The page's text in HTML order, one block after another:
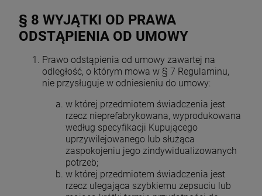
§ 8 WYJĄTKI OD PRAWA
ODSTĄPIENIA OD UMOWY
Prawo odstąpienia od umowy zawartej na
odległość, o którym mowa w § 7 Regulaminu,
nie przysługuje w odniesieniu do umowy:
w której przedmiotem świadczenia jest
rzecz nieprefabrykowana, wyprodukowana
według specyfikacji Kupującego
uprzywilejowanego lub służąca
zaspokojeniu jego zindywidualizowanych
potrzeb;
w której przedmiotem świadczenia jest
rzecz ulegająca szybkiemu zepsuciu lub